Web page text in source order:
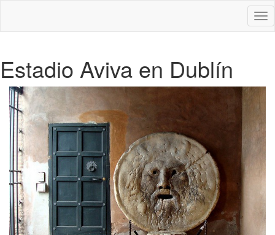
Estadio Aviva en Dublín